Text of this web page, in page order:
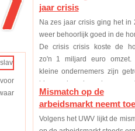
jaar crisis
Na zes jaar crisis ging het in
weer behoorlijk goed in de
De crisis crisis koste de
zo'n 1 miljard euro omzet.
kleine ondernemers zijn
binnen deze branche, maar
was eindelijk voor de meeste
een p...
Mismatch op de
arbeidsmarkt neemt toe
Volgens het UWV lijkt de